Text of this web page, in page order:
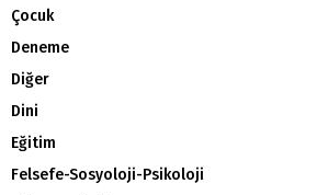
Çocuk
Deneme
Diğer
Dini
Eğitim
Felsefe-Sosyoloji-Psikoloji